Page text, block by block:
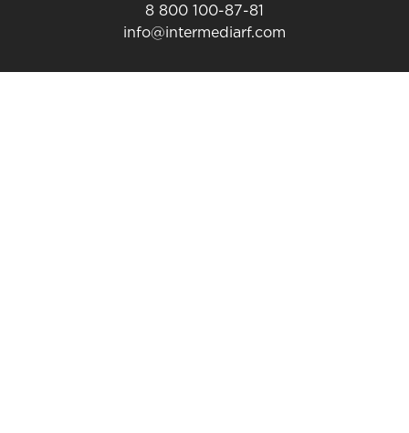
8 800 100-87-81
info@intermediarf.com